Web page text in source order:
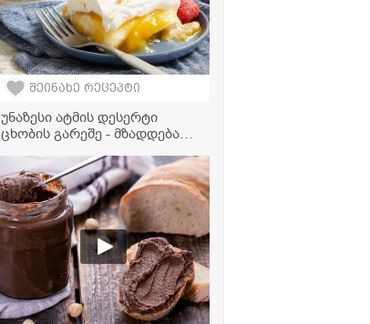
შეინახე რეცეპტი
უნაზესი ატმის დესერტი
ცხობის გარეშე - მზადდება